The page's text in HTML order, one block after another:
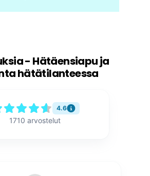
- Hätäensiapu ja
hätätilanteessa
4.6
1710 arvostelut